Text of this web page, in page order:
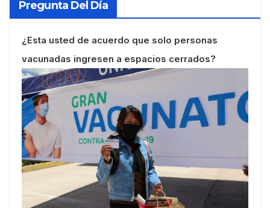
Pregunta Del Día
¿Esta usted de acuerdo que solo personas
vacunadas ingresen a espacios cerrados?